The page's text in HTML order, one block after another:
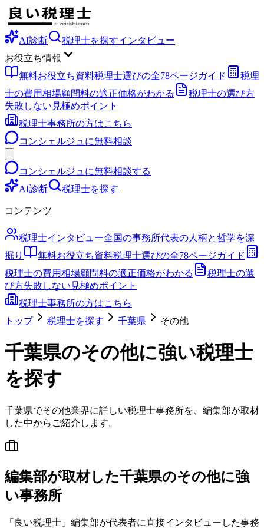
AI診断 税理士を探すインタビュー
お役立ち情報
無料お役立ち資料税理士選びの全78ページガイド
税理
士の費用相場顧問料の適正価格がわかる
税理士の選び方
失敗しない見極めポイント
税理士事務所の方はこちら
コンシェルジュに無料相談
コンシェルジュに無料相談する
AI診断
税理士を探す
コンテンツ
税理士インタビュー全国の事務所代表の人柄と哲学を深
掘り
無料お役立ち資料税理士選びの全78ページガイド
税理士の費用相場顧問料の適正価格がわかる
税理士の選
び方失敗しない見極めポイント
税理士事務所の方はこちら
トップ
税理士を探す 千葉県 その他
千葉県のその他に強い税理士
を探す
千葉県でその他業界に詳しい税理士事務所を、編集部が取材
した中からご紹介します。
編集部が取材した千葉県のその他に強
い事務所
「良い税理士」編集部が代表者に直接インタビューした事務